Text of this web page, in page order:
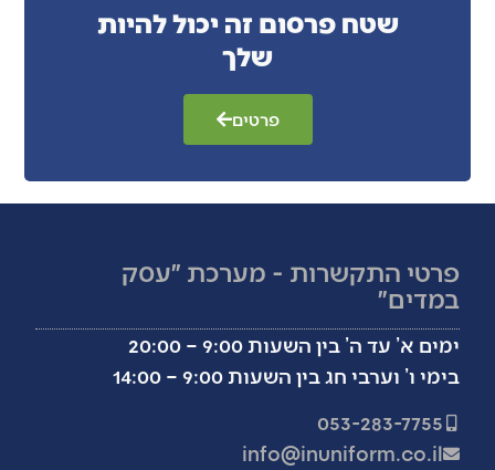
שטח פרסום זה יכול להיות
שלך
פרטים
פרטי התקשרות - מערכת ״עסק
במדים״
ימים א’ עד ה’ בין השעות 9:00 – 20:00
בימי ו’ וערבי חג בין השעות 9:00 – 14:00
053-283-7755
info@inuniform.co.il